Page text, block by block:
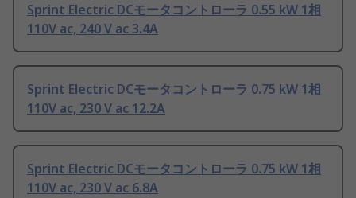
Sprint Electric DCモータコントローラ 0.55 kW 1相
110V ac, 240 V ac 3.4A
Sprint Electric DCモータコントローラ 0.75 kW 1相
110V ac, 230 V ac 12.2A
Sprint Electric DCモータコントローラ 0.75 kW 1相
110V ac, 230 V ac 6.8A